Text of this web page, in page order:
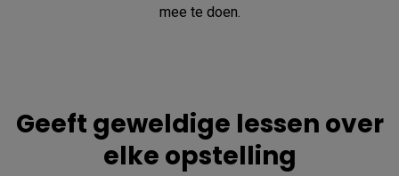
mee te doen.
Geeft geweldige lessen over
elke opstelling